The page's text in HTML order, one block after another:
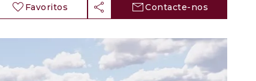
Favoritos Contacte-nos